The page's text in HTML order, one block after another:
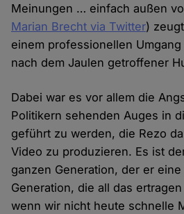
Meinungen … einfach außen
Marian Brecht via Twitter)
einem professionellen
nach dem Jaulen getroffener
Dabei war es vor allem die
Politikern sehenden Auges in
geführt zu werden, die Rezo
Video zu produzieren. Es ist
ganzen Generation, der er
Generation, die all das
wenn wir nicht heute schnelle